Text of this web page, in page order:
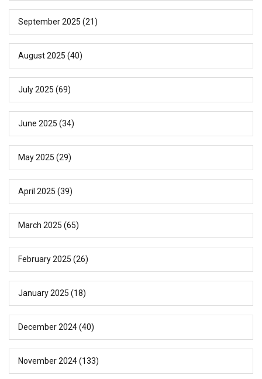
September 2025 (21)
August 2025 (40)
July 2025 (69)
June 2025 (34)
May 2025 (29)
April 2025 (39)
March 2025 (65)
February 2025 (26)
January 2025 (18)
December 2024(40)
November 2024(133)